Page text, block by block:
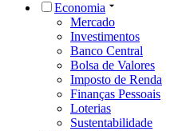
Economia
Mercado
Investimentos
Banco Central
Bolsa de Valores
Imposto de Renda
Finanças Pessoais
Loterias
Sustentabilidade